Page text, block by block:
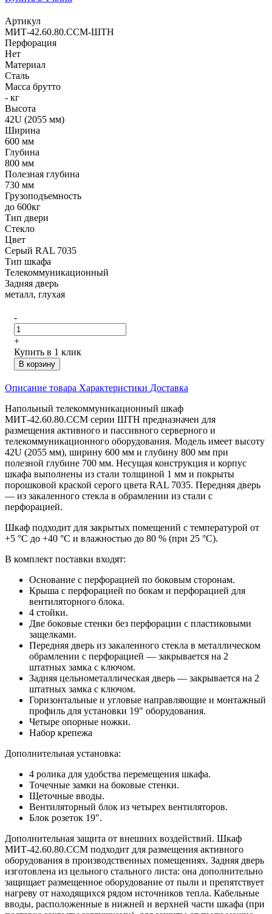
Артикул
МИТ-42.60.80.ССМ-ШТН
Перфорация
Нет
Материал
Сталь
Масса брутто
- кг
Высота
42U (2055 мм)
Ширина
600 мм
Глубина
800 мм
Полезная глубина
730 мм
Грузоподъемность
до 600кг
Тип двери
Стекло
Цвет
Серый RAL 7035
Тип шкафа
Телекоммуникационный
Задняя дверь
металл, глухая
-
+
Купить в 1 клик
В корзину
Описание товара Характеристики Доставка
Напольный телекоммуникационный шкаф
МИТ-42.60.80.ССМ серии ШТН предназначен для
размещения активного и пассивного серверного и
телекоммуникационного оборудования. Модель имеет высоту
42U (2055 мм), ширину 600 мм и глубину 800 мм при
полезной глубине 700 мм. Несущая конструкция и корпус
шкафа выполнены из стали толщиной 1 мм и покрыты
порошковой краской серого цвета RAL 7035. Передняя дверь
— из закаленного стекла в обрамлении из стали с
перфорацией.
Шкаф подходит для закрытых помещений с температурой от
+5 °C до +40 °C и влажностью до 80 % (при 25 °C).
В комплект поставки входят:
Основание с перфорацией по боковым сторонам.
Крыша с перфорацией по бокам и перфорацией для
вентиляторного блока.
4 стойки.
Две боковые стенки без перфорации с пластиковыми
защелками.
Передняя дверь из закаленного стекла в металлическом
обрамлении с перфорацией — закрывается на 2
штатных замка с ключом.
Задняя цельнометаллическая дверь — закрывается на 2
штатных замка с ключом.
Горизонтальные и угловые направляющие и монтажный
профиль для установки 19" оборудования.
Четыре опорные ножки.
Набор крепежа
Дополнительная установка:
4 ролика для удобства перемещения шкафа.
Точечные замки на боковые стенки.
Щеточные вводы.
Вентиляторный блок из четырех вентиляторов.
Блок розеток 19".
Дополнительная защита от внешних воздействий. Шкаф
МИТ-42.60.80.ССМ подходит для размещения активного
оборудования в производственных помещениях. Задняя дверь
изготовлена из цельного стального листа: она дополнительно
защищает размещенное оборудование от пыли и препятствует
нагреву от находящихся рядом источников тепла. Кабельные
вводы, расположенные в нижней и верхней части шкафа (при